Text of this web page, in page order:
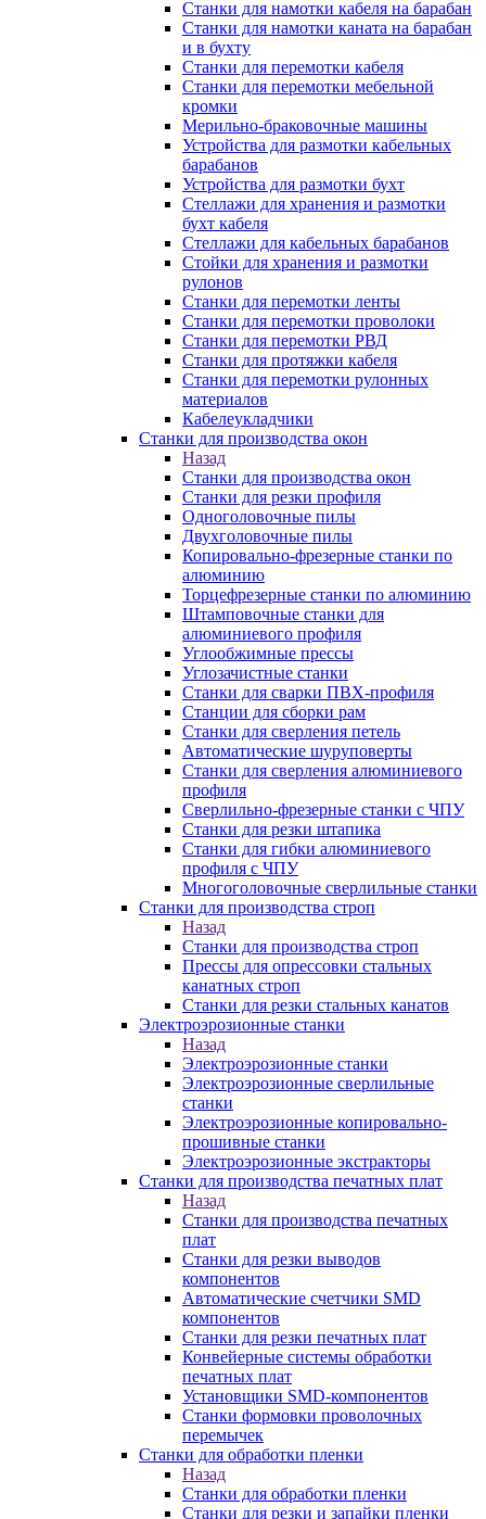
Станки для намотки кабеля на барабан
Станки для намотки каната на барабан
и в бухту
Станки для перемотки кабеля
Станки для перемотки мебельной
кромки
Мерильно-браковочные машины
Устройства для размотки кабельных
барабанов
Устройства для размотки бухт
Стеллажи для хранения и размотки
бухт кабеля
Стеллажи для кабельных барабанов
Стойки для хранения и размотки
рулонов
Станки для перемотки ленты
Станки для перемотки проволоки
Станки для перемотки РВД
Станки для протяжки кабеля
Станки для перемотки рулонных
материалов
Кабелеукладчики
Станки для производства окон
Назад
Станки для производства окон
Станки для резки профиля
Одноголовочные пилы
Двухголовочные пилы
Копировально-фрезерные станки по
алюминию
Торцефрезерные станки по алюминию
Штамповочные станки для
алюминиевого профиля
Углообжимные прессы
Углозачистные станки
Станки для сварки ПВХ-профиля
Станции для сборки рам
Станки для сверления петель
Автоматические шуруповерты
Станки для сверления алюминиевого
профиля
Сверлильно-фрезерные станки с ЧПУ
Станки для резки штапика
Станки для гибки алюминиевого
профиля с ЧПУ
Многоголовочные сверлильные станки
Станки для производства строп
Назад
Станки для производства строп
Прессы для опрессовки стальных
канатных строп
Станки для резки стальных канатов
Электроэрозионные станки
Назад
Электроэрозионные станки
Электроэрозионные сверлильные
станки
Электроэрозионные копировально-
прошивные станки
Электроэрозионные экстракторы
Станки для производства печатных плат
Назад
Станки для производства печатных
плат
Станки для резки выводов
компонентов
Автоматические счетчики SMD
компонентов
Станки для резки печатных плат
Конвейерные системы обработки
печатных плат
Установщики SMD-компонентов
Станки формовки проволочных
перемычек
Станки для обработки пленки
Назад
Станки для обработки пленки
Станки для резки и запайки пленки